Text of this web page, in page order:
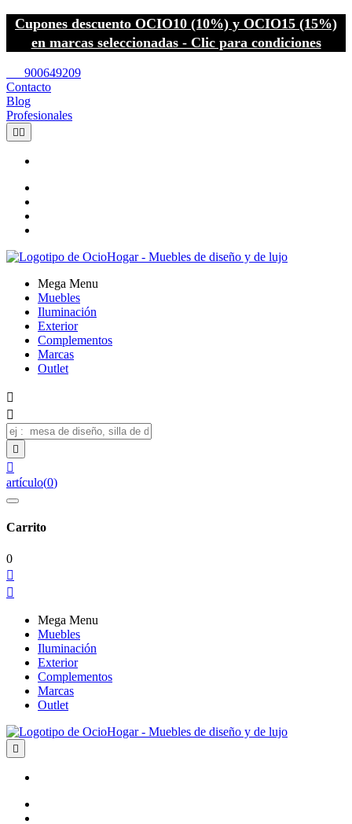
Cupones descuento OCIO10 (10%) y OCIO15 (15%)
en marcas seleccionadas - Clic para condiciones
900649209
Contacto
Blog
Profesionales
 
Mega Menu
Muebles
Iluminación
Exterior
Complementos
Marcas
Outlet




artículo(0)
Carrito
0


Mega Menu
Muebles
Iluminación
Exterior
Complementos
Marcas
Outlet
